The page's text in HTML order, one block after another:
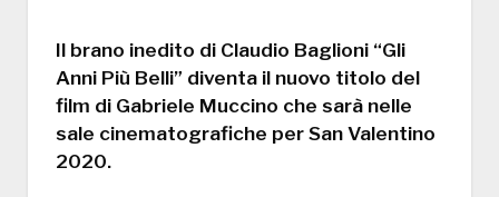
Il brano inedito di Claudio Baglioni “Gli
Anni Più Belli” diventa il nuovo titolo del
film di Gabriele Muccino che sarà nelle
sale cinematografiche per San Valentino
2020.